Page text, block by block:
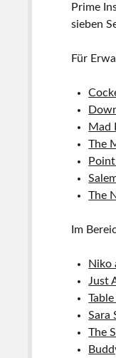
Prime
sieben
Für
Mad
The
The
Im
Niko
Just
Sara
The